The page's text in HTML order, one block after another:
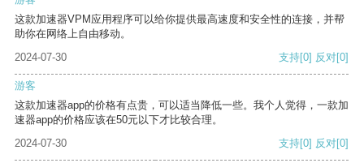
这款加速器VPM应用程序可以给你提供最高速度和安全性的连接，并帮
助你在网络上自由移动。
2024-07-30
支持[0] 反对[0]
游客
这款加速器app的价格有点贵，可以适当降低一些。我个人觉得，一款加
速器app的价格应该在50元以下才比较合理。
2024-07-30
支持[0] 反对[0]